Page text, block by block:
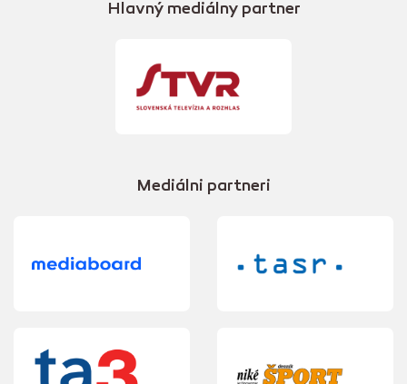
Hlavný mediálny partner
Mediálni partneri